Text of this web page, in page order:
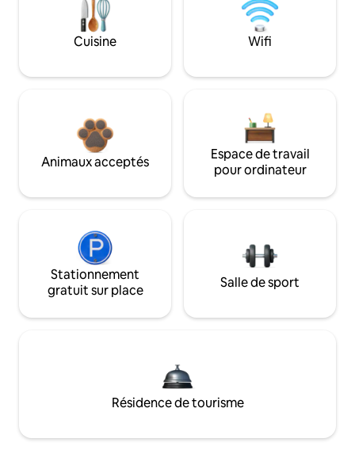
Cuisine Wifi
Animaux acceptés
Espace de travail
pour ordinateur
Stationnement
gratuit sur place
Salle de sport
Résidence de tourisme